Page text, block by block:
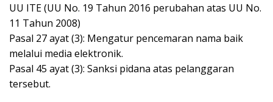
UU ITE (UU No. 19 Tahun 2016 perubahan atas UU No.
11 Tahun 2008)
Pasal 27 ayat (3): Mengatur pencemaran nama baik
melalui media elektronik.
Pasal 45 ayat (3): Sanksi pidana atas pelanggaran
tersebut.